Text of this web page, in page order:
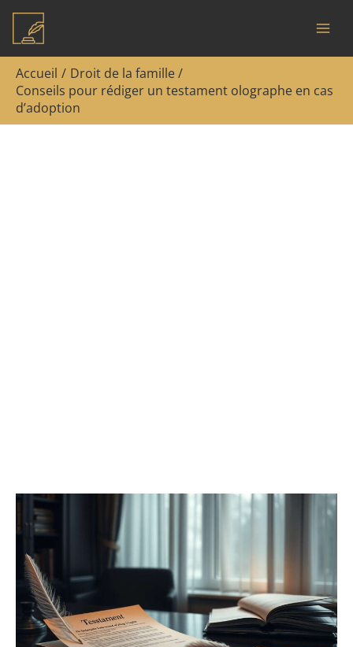
Aller
contenu
Accueil
Droit de la famille
Conseils pour rédiger un testament olographe en cas
d’adoption
Rechercher